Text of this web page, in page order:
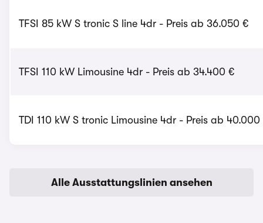
TFSI 85 kW S tronic S line 4dr - Preis ab 36.050 €
TFSI 110 kW Limousine 4dr - Preis ab 34.400 €
TDI 110 kW S tronic Limousine 4dr - Preis ab 40.000
Alle Ausstattungslinien ansehen